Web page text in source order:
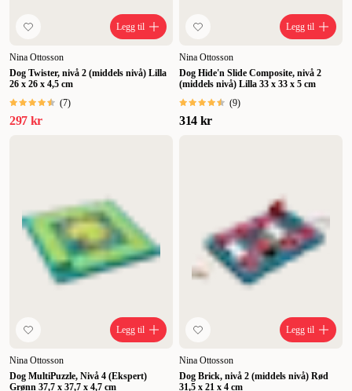
Legg til
Nina Ottosson
Dog Twister, nivå 2 (middels nivå) Lilla
26 x 26 x 4,5 cm
(7)
297 kr
Legg til
Nina Ottosson
Dog Hide'n Slide Composite, nivå 2
(middels nivå) Lilla 33 x 33 x 5 cm
(9)
314 kr
Legg til
Nina Ottosson
Dog MultiPuzzle, Nivå 4 (Ekspert)
Grønn 37,7 x 37,7 x 4,7 cm
Legg til
Nina Ottosson
Dog Brick, nivå 2 (middels nivå) Rød
31,5 x 21 x 4 cm